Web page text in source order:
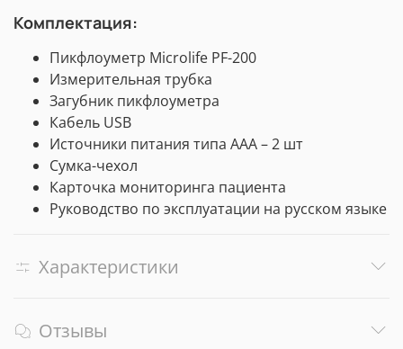
Комплектация:
Пикфлоуметр Microlife PF-200
Измерительная трубка
Загубник пикфлоуметра
Кабель USB
Источники питания типа ААА – 2 шт
Сумка-чехол
Карточка мониторинга пациента
Руководство по эксплуатации на русском языке
Характеристики
Отзывы